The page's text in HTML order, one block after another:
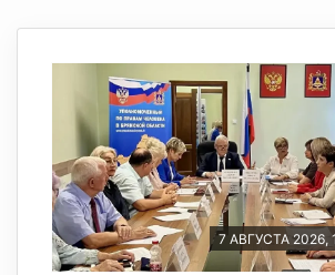
7 АВГУСТА 2026,